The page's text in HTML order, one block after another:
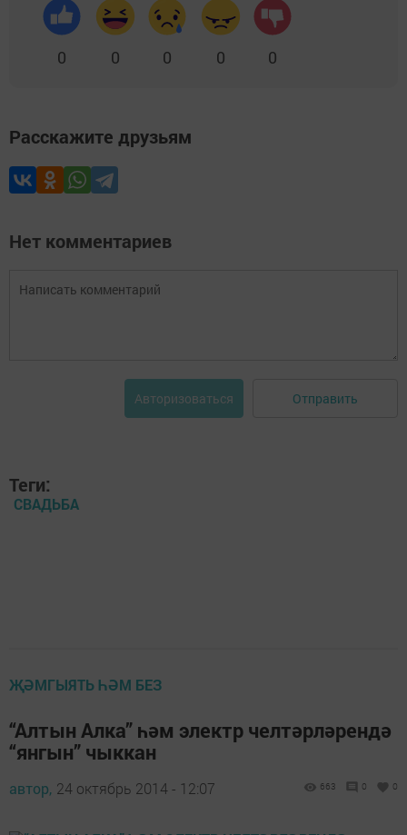
0 0 0 0 0
Расскажите друзьям
Нет комментариев
Авторизоваться Отправить
Теги:
СВАДЬБА
ҖӘМГЫЯТЬ ҺӘМ БЕЗ
“Алтын Алка” һәм электр челтәрләрендә
“янгын” чыккан
автор, 24 октябрь 2014 - 12:07 663 0 0